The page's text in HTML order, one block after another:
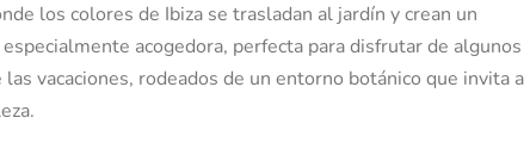
los colores de Ibiza se trasladan al jardín y crean un
acogedora, perfecta para disfrutar de algunos
vacaciones, rodeados de un entorno botánico que invita a